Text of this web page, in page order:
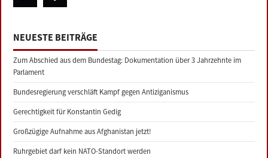
NEUESTE BEITRÄGE
Zum Abschied aus dem Bundestag: Dokumentation über 3 Jahrzehnte im
Parlament
Bundesregierung verschläft Kampf gegen Antiziganismus
Gerechtigkeit für Konstantin Gedig
Großzügige Aufnahme aus Afghanistan jetzt!
Ruhrgebiet darf kein NATO-Standort werden